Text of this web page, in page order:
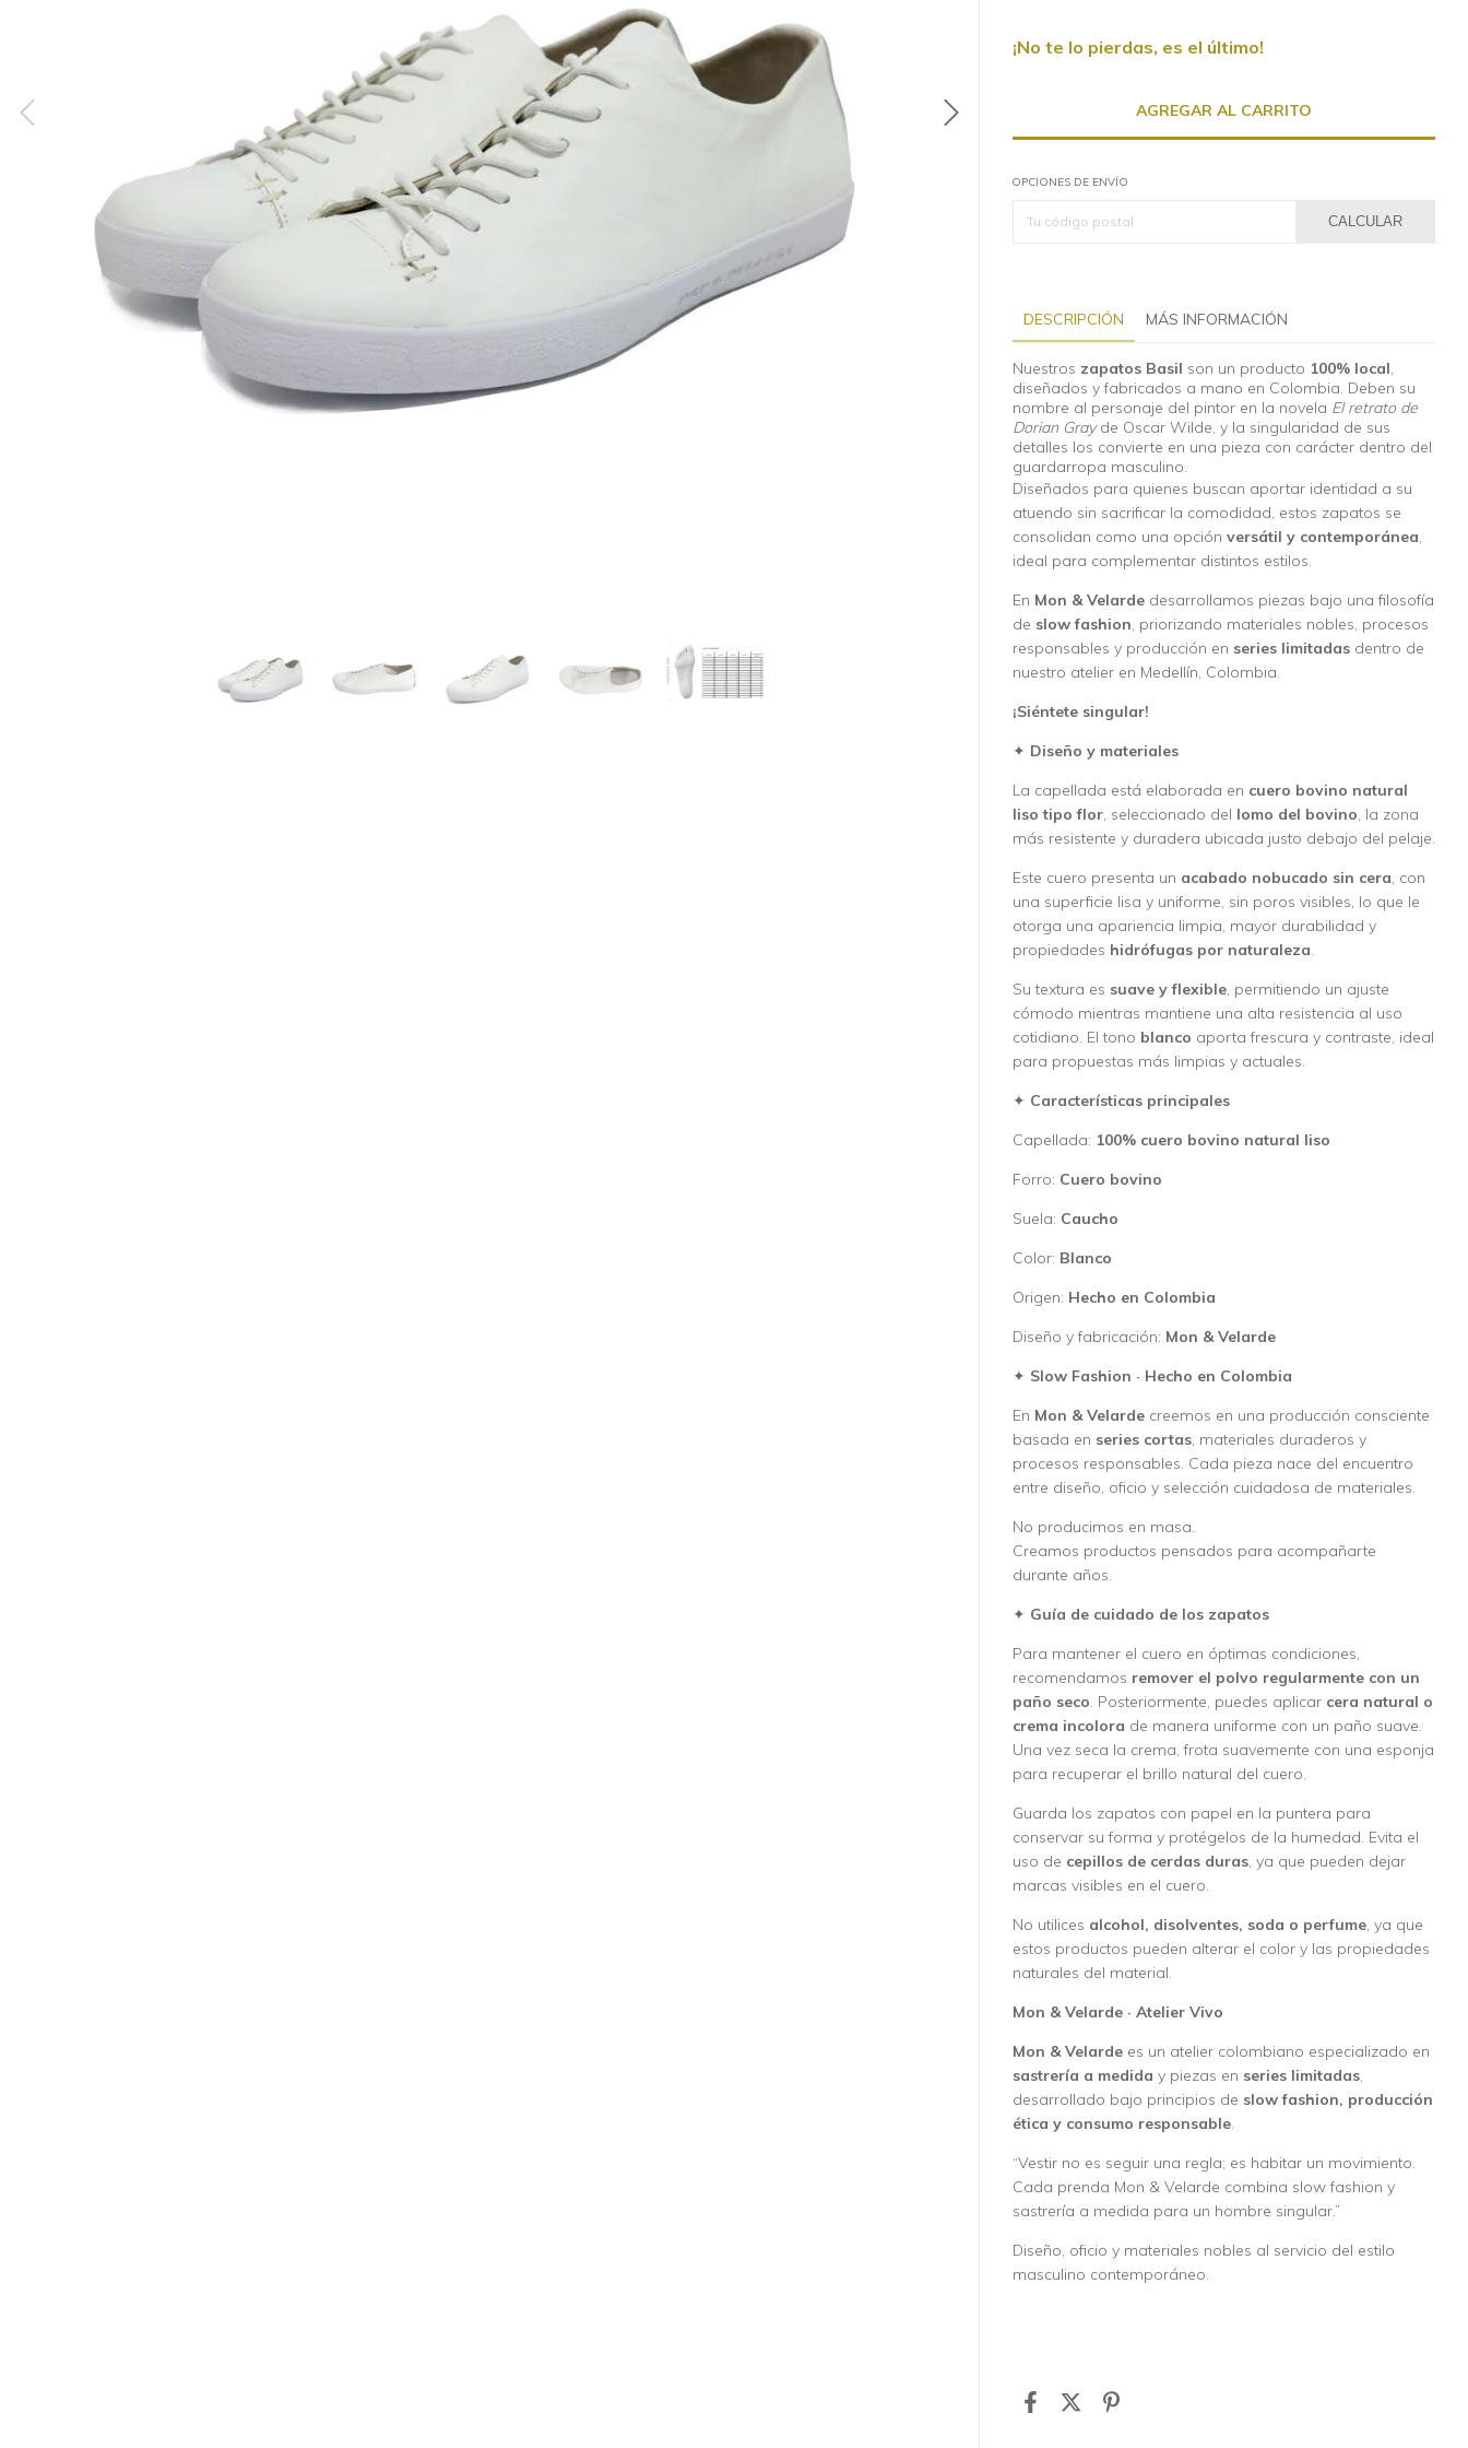
¡No te lo pierdas, es el último!
OPCIONES DE ENVÍO
CALCULAR
DESCRIPCIÓN MÁS INFORMACIÓN
Nuestros zapatos Basil son un producto 100% local,
diseñados y fabricados a mano en Colombia. Deben su
nombre al personaje del pintor en la novela El retrato de
Dorian Grayde Oscar Wilde, y la singularidad de sus
detalles los convierte en una pieza con carácter dentro del
guardarropa masculino.
Diseñados para quienes buscan aportar identidad a su
atuendo sin sacrificar la comodidad, estos zapatos se
consolidan como una opción versátil y contemporánea,
ideal para complementar distintos estilos.
En Mon & Velarde desarrollamos piezas bajo una filosofía
de slow fashion, priorizando materiales nobles, procesos
responsables y producción en series limitadas dentro de
nuestro atelier en Medellín, Colombia.
¡Siéntete singular!
✦ Diseño y materiales
La capellada está elaborada en cuero bovino natural
liso tipo flor, seleccionado del lomo del bovino, la zona
más resistente y duradera ubicada justo debajo del pelaje.
Este cuero presenta un acabado nobucado sin cera, con
una superficie lisa y uniforme, sin poros visibles, lo que le
otorga una apariencia limpia, mayor durabilidad y
propiedades hidrófugas por naturaleza.
Su textura es suave y flexible, permitiendo un ajuste
cómodo mientras mantiene una alta resistencia al uso
cotidiano. El tono blanco aporta frescura y contraste, ideal
para propuestas más limpias y actuales.
✦ Características principales
Capellada: 100% cuero bovino natural liso
Forro: Cuero bovino
Suela: Caucho
Color: Blanco
Origen: Hecho en Colombia
Diseño y fabricación: Mon & Velarde
✦ Slow Fashion · Hecho en Colombia
En Mon & Velarde creemos en una producción consciente
basada en series cortas, materiales duraderos y
procesos responsables. Cada pieza nace del encuentro
entre diseño, oficio y selección cuidadosa de materiales.
No producimos en masa.
Creamos productos pensados para acompañarte
durante años.
✦ Guía de cuidado de los zapatos
Para mantener el cuero en óptimas condiciones,
recomendamos remover el polvo regularmente con un
paño seco. Posteriormente, puedes aplicar cera natural o
crema incolora de manera uniforme con un paño suave.
Una vez seca la crema, frota suavemente con una esponja
para recuperar el brillo natural del cuero.
Guarda los zapatos con papel en la puntera para
conservar su forma y protégelos de la humedad. Evita el
uso de cepillos de cerdas duras, ya que pueden dejar
marcas visibles en el cuero.
No utilices alcohol, disolventes, soda o perfume, ya que
estos productos pueden alterar el color y las propiedades
naturales del material.
Mon & Velarde · Atelier Vivo
Mon & Velarde es un atelier colombiano especializado en
sastrería a medida y piezas en series limitadas,
desarrollado bajo principios de slow fashion, producción
ética y consumo responsable.
“Vestir no es seguir una regla; es habitar un movimiento.
Cada prenda Mon & Velarde combina slow fashion y
sastrería a medida para un hombre singular.”
Diseño, oficio y materiales nobles al servicio del estilo
masculino contemporáneo.